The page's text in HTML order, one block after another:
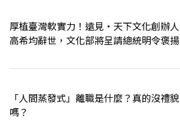
厚植臺灣軟實力！遠見‧天下文化創辦人
高希均辭世，文化部將呈請總統明令褒揚
「人間蒸發式」離職是什麼？真的沒禮貌
嗎？